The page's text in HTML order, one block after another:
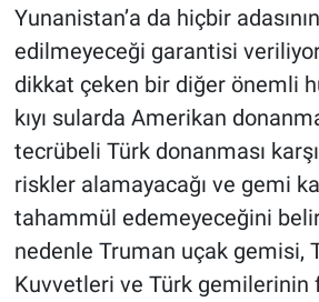
Yunanistan’a da hiçbir
edilmeyeceği garantisi
dikkat çeken bir diğer önemli
kıyı sularda Amerikan
tecrübeli Türk donanması
riskler alamayacağı ve gemi
tahammül edemeyeceğini
nedenle Truman uçak gemisi,
Kuvvetleri ve Türk gemilerinin